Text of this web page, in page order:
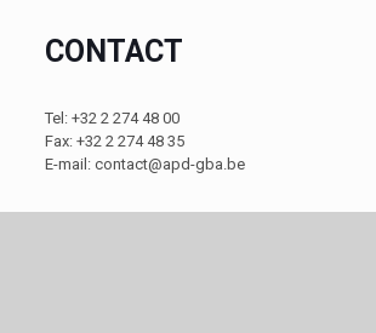
CONTACT
Tel: +32 2 274 48 00
Fax: +32 2 274 48 35
E-mail: contact@apd-gba.be